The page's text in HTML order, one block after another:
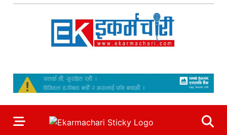
Skip